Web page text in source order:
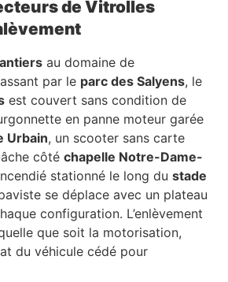
de Vitrolles
au domaine de
par le parc des Salyens, le
est couvert sans condition de
en panne moteur garée
Urbain, un scooter sans carte
côté chapelle Notre-Dame-
stationné le long du stade
se déplace avec un plateau
configuration. L’enlèvement
que soit la motorisation,
du véhicule cédé pour